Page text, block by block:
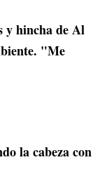
y hincha de Al
"Me
la cabeza con